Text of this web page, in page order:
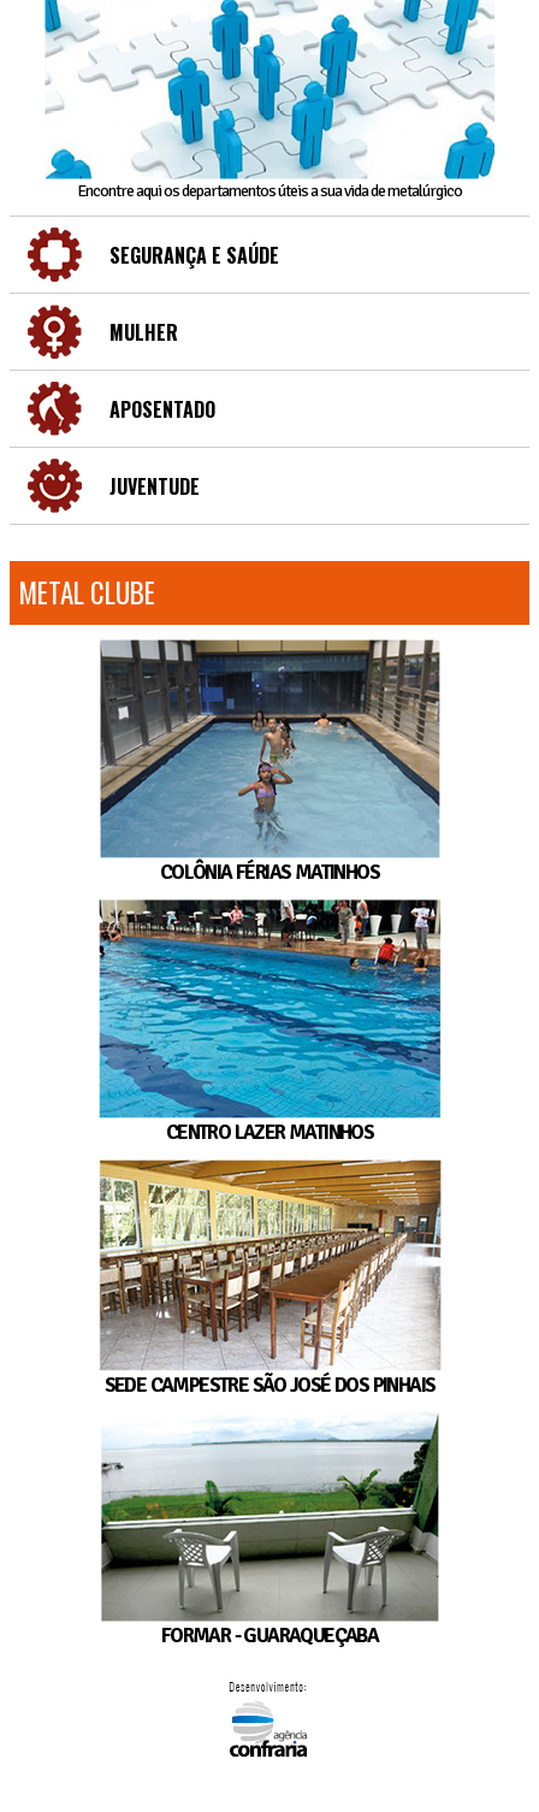
Encontre aqui os departamentos úteis a sua vida de metalúrgico
SEGURANÇA E SAÚDE
MULHER
APOSENTADO
JUVENTUDE
METAL CLUBE
COLÔNIA FÉRIAS MATINHOS
CENTRO LAZER MATINHOS
SEDE CAMPESTRE SÃO JOSÉ DOS PINHAIS
FORMAR - GUARAQUEÇABA